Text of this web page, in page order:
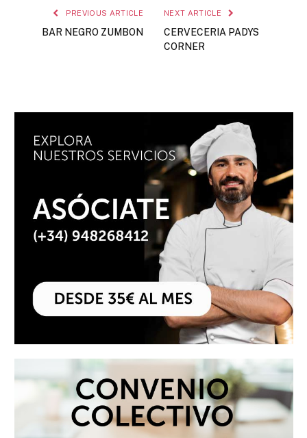
PREVIOUS ARTICLE
BAR NEGRO ZUMBON
NEXT ARTICLE
CERVECERIA PADYS
CORNER